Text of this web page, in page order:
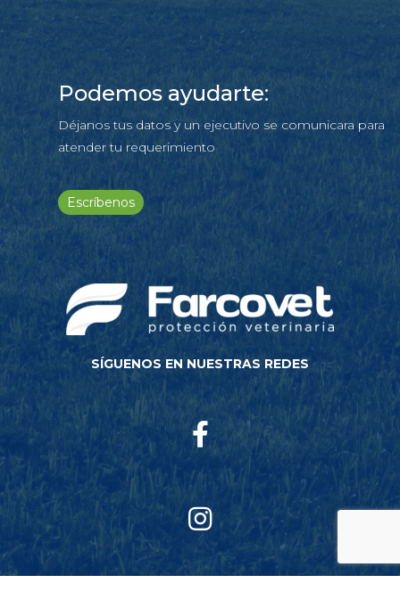
Podemos ayudarte:
Déjanos tus datos y un ejecutivo se comunicara para
atender tu requerimiento
Escríbenos
SÍGUENOS EN NUESTRAS REDES